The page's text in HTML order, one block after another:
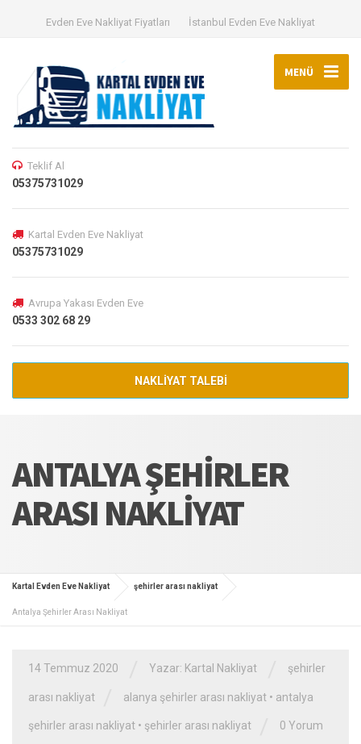
Evden Eve Nakliyat Fiyatları İstanbul Evden Eve Nakliyat
MENÜ
Teklif Al
05375731029
Kartal Evden Eve Nakliyat
05375731029
Avrupa Yakası Evden Eve
0533 302 68 29
NAKLİYAT TALEBİ
ANTALYA ŞEHIRLER
ARASI NAKLIYAT
Kartal Evden Eve Nakliyat şehirler arası nakliyat
Antalya Şehirler Arası Nakliyat
14 Temmuz 2020 Yazar: Kartal Nakliyat şehirler
arası nakliyat alanya şehirler arası nakliyat • antalya
şehirler arası nakliyat • şehirler arası nakliyat 0 Yorum